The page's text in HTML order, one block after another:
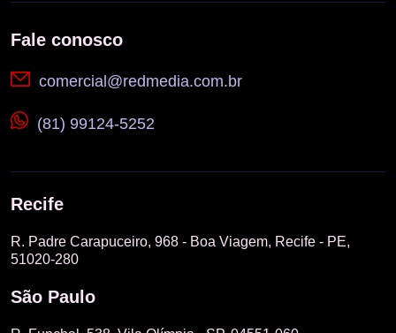
Fale conosco
comercial@redmedia.com.br
(81) 99124-5252
Recife
R. Padre Carapuceiro, 968 - Boa Viagem, Recife - PE,
51020-280
São Paulo